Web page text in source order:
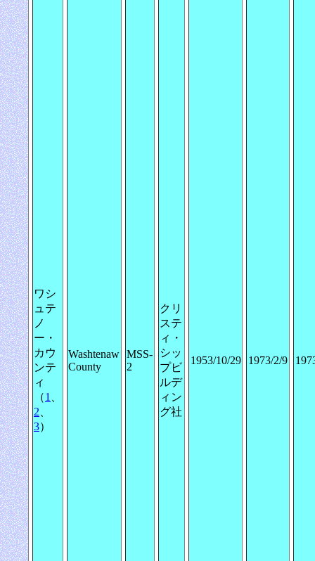
ワシ
ュテ
ノ
ー・
カウ
ンテ
ィ
（1
2
3）
Washtenaw
County
MSS-
2
クリ
ステ
ィ・
シッ
プビ
ルデ
ィン
グ社
1953/10/29 1973/2/9